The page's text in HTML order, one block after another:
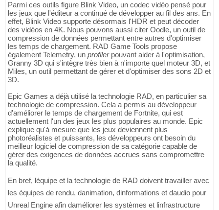
Parmi ces outils figure Blink Video, un codec vidéo pensé pour
les jeux que l'éditeur a continué de développer au fil des ans. En
effet, Blink Video supporte désormais l'HDR et peut décoder
des vidéos en 4K. Nous pouvons aussi citer Oodle, un outil de
compression de données permettant entre autres d'optimiser
les temps de chargement. RAD Game Tools propose
également Telemetry, un profilerpouvant aider à l'optimisation,
Granny 3D qui s'intègre très bien à n'importe quel moteur 3D, et
Miles, un outil permettant de gérer et d'optimiser des sons 2D et
3D.
Epic Games a déjà utilisé la technologie RAD, en particulier sa
technologie de compression. Cela a permis au développeur
d'améliorer le temps de chargement de Fortnite, qui est
actuellement l'un des jeux les plus populaires au monde. Epic
explique qu'à mesure que les jeux deviennent plus
photoréalistes et puissants, les développeurs ont besoin du
meilleur logiciel de compression de sa catégorie capable de
gérer des exigences de données accrues sans compromettre
la qualité.
En bref, léquipe et la technologie de RAD doivent travailler avec
les équipes de rendu, danimation, dinformations et daudio pour
Unreal Engine afin daméliorer les systèmes et linfrastructure